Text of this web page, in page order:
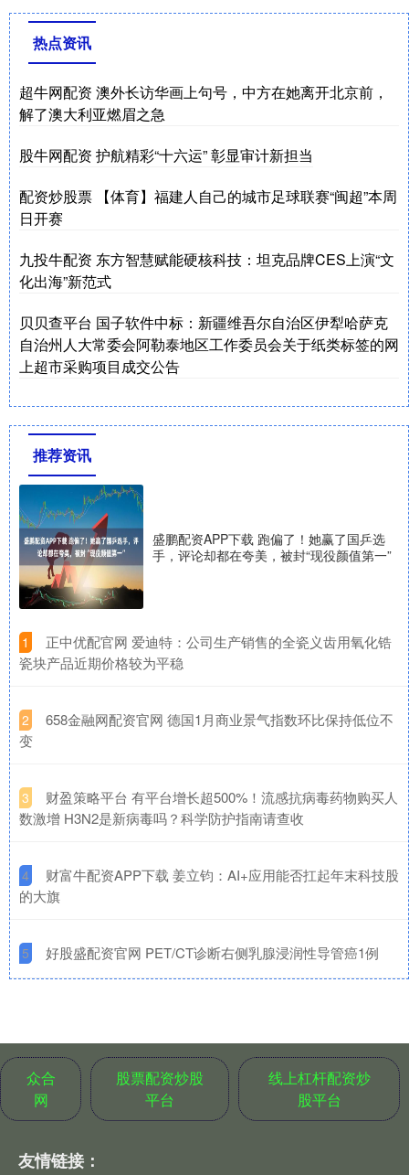
热点资讯
超牛网配资 澳外长访华画上句号，中方在她离开北京前，
解了澳大利亚燃眉之急
股牛网配资 护航精彩“十六运” 彰显审计新担当
配资炒股票 【体育】福建人自己的城市足球联赛“闽超”本周
日开赛
九投牛配资 东方智慧赋能硬核科技：坦克品牌CES上演“文
化出海”新范式
贝贝查平台 国子软件中标：新疆维吾尔自治区伊犁哈萨克
自治州人大常委会阿勒泰地区工作委员会关于纸类标签的网
上超市采购项目成交公告
推荐资讯
盛鹏配资APP下载 跑偏了！她赢了国乒选
手，评论却都在夸美，被封“现役颜值第一”
1
​正中优配官网 爱迪特：公司生产销售的全瓷义齿用氧化锆
瓷块产品近期价格较为平稳
2
​658金融网配资官网 德国1月商业景气指数环比保持低位不
变
3
​财盈策略平台 有平台增长超500%！流感抗病毒药物购买人
数激增 H3N2是新病毒吗？科学防护指南请查收
4
​财富牛配资APP下载 姜立钧：AI+应用能否扛起年末科技股
的大旗
5 ​好股盛配资官网 PET/CT诊断右侧乳腺浸润性导管癌1例
众合
网
股票配资炒股
平台
线上杠杆配资炒
股平台
友情链接：